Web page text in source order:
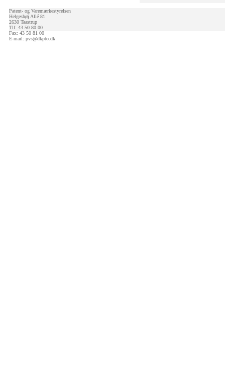
Patent- og Varemærkestyrelsen
Helgeshøj Allé 81
2630 Taastrup
Tlf: 43 50 80 00
Fax: 43 50 81 00
E-mail: pvs@dkpto.dk